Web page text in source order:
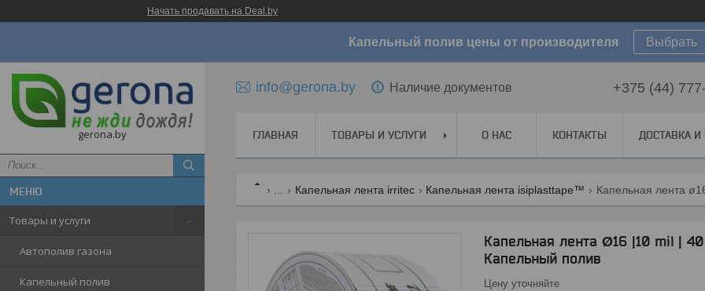
Начать продавать на Deal.by
Капельный полив цены от производителя Выбрать
gerona.by
Товары и услуги
Автополив газона
Капельный полив
info@gerona.by Наличие документов +375 (44)
ГЛАВНАЯ ТОВАРЫ И УСЛУГИ О НАС КОНТАКТЫ ДОСТАВКА И
Капельная лента irritec Капельная лента isiplasttape™
Капельная лента Ø16 |10 mil |
Капельный полив
Цену уточняйте